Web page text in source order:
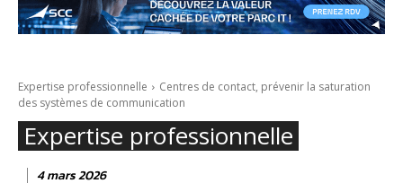
Expertise professionnelle
Centres de contact, prévenir la saturation
des systèmes de communication
Expertise professionnelle
4 mars 2026